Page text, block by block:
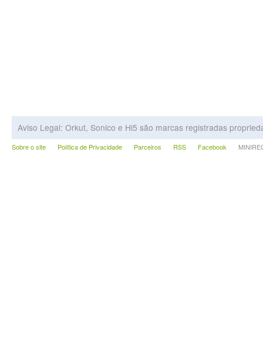
Aviso Legal: Orkut, Sonico e Hi5 são marcas registradas
Sobre o site Política de Privacidade Parceiros RSS Facebook